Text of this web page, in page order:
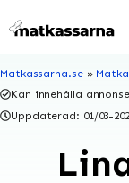
till
Matkassarna.se»
Kan innehålla
Uppdaterad: 01/03-